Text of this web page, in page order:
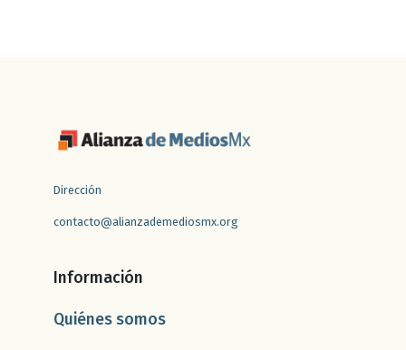
Dirección
contacto@alianzademediosmx.org
Información
Quiénes somos